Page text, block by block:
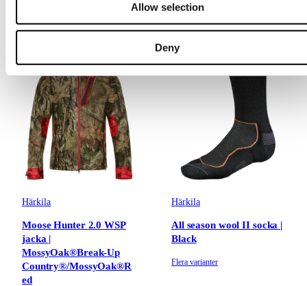
Allow selection
Deny
Online: I lager
Härkila
Moose Hunter 2.0 WSP
jacka |
MossyOak®Break-Up
Country®/MossyOak®R
ed
Härkila
All season wool II socka |
Black
Flera varianter